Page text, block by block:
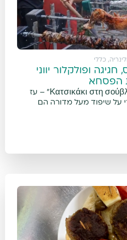
, כללי
ופולקלור יווני
הפסחא
ביוונית קוראים לזה: “Κατσικάκι στη σούβλα” – עז
על שיפוד מעל מדורה הם